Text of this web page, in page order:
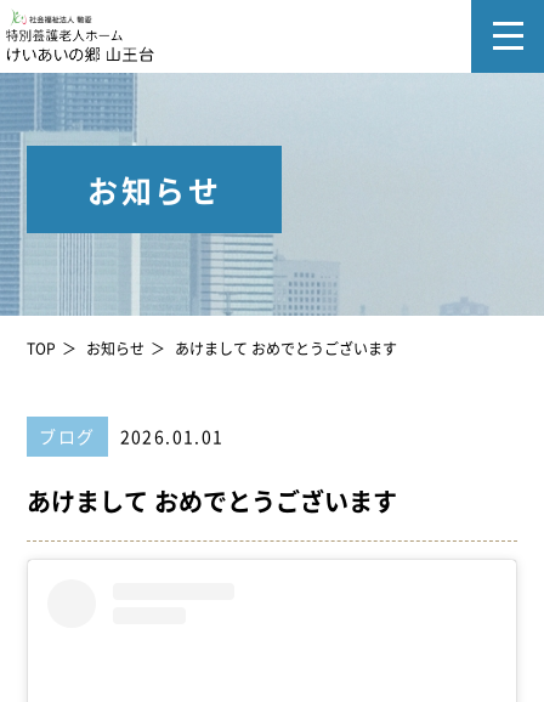
お知らせ
TOP お知らせ あけまして おめでとうございます
ブログ 2026.01.01
あけまして おめでとうございます